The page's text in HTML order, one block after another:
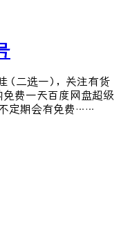
二选一），关注有货
费一天百度网盘超级
定期会有免费……